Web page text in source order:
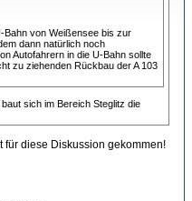
Bahn von Weißensee bis zur
dann natürlich noch
Autofahrern in die U-Bahn sollte
zu ziehenden Rückbau der A 103
sich im Bereich Steglitz die
für diese Diskussion gekommen!